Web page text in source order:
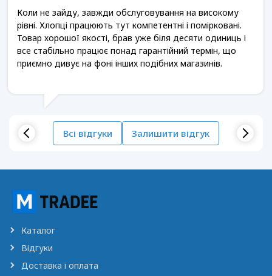
Коли не зайду, завжди обслуговування на високому
рівні. Хлопці працюють тут компетентні і помірковані.
Товар хорошої якості, брав уже біля десяти одиниць і
все стабільно працює понад гарантійний термін, що
приємно дивує на фоні інших подібних магазинів.
Всі відгуки Залишити відгук
Каталог
Відгуки
Доставка і оплата